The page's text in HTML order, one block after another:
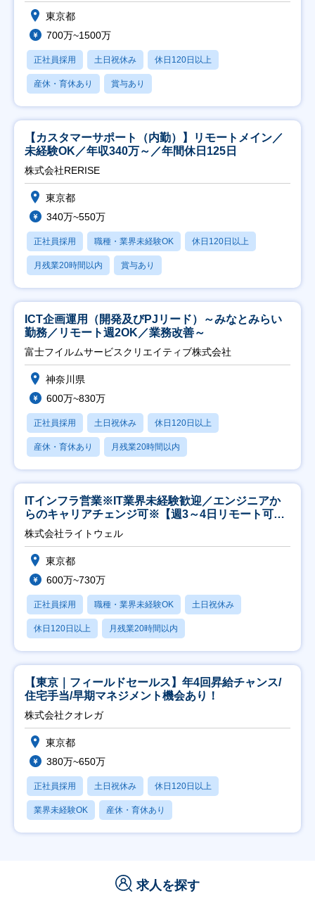
東京都
700万~1500万
正社員採用 土日祝休み 休日120日以上
産休・育休あり 賞与あり
【カスタマーサポート（内勤）】リモートメイン／
未経験OK／年収340万～／年間休日125日
株式会社RERISE
東京都
340万~550万
正社員採用 職種・業界未経験OK 休日120日以上
月残業20時間以内 賞与あり
ICT企画運用（開発及びPJリード）～みなとみらい
勤務／リモート週2OK／業務改善～
富士フイルムサービスクリエイティブ株式会社
神奈川県
600万~830万
正社員採用 土日祝休み 休日120日以上
産休・育休あり 月残業20時間以内
ITインフラ営業※IT業界未経験歓迎／エンジニアか
らのキャリアチェンジ可※【週3～4日リモート可
能】
株式会社ライトウェル
東京都
600万~730万
正社員採用 職種・業界未経験OK 土日祝休み
休日120日以上 月残業20時間以内
【東京｜フィールドセールス】年4回昇給チャンス/
住宅手当/早期マネジメント機会あり！
株式会社クオレガ
東京都
380万~650万
正社員採用 土日祝休み 休日120日以上
業界未経験OK 産休・育休あり
求人を探す